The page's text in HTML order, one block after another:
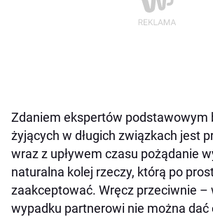
Zdaniem ekspertów podstawowym
żyjących w długich związkach jest
wraz z upływem czasu pożądanie
naturalna kolej rzeczy, którą po
zaakceptować. Wręcz przeciwnie –
wypadku partnerowi nie można dać